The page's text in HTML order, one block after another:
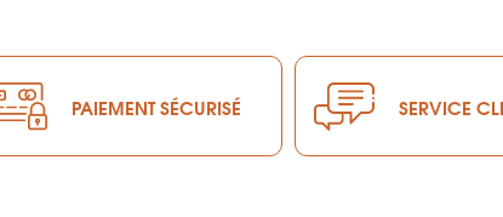
PAIEMENT SÉCURISÉ SERVICE